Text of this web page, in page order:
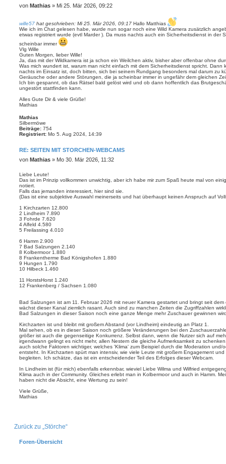
B
t
r
g
von Mathias » Mi 25. Mär 2026, 09:22
wille57 hat geschrieben: Mi 25. Mär 2026, 09:17 Hallo Matthias
Wie ich im Chat gelesen habe, wurde nun sogar noch eine Wild Kamera zusätzlich
etwas registriert wurde (evtl Marder ). Da muss nachts auch ein Sicherheitsdienst in der
scheinbar immer
Vlg Wille
Guten Morgen, lieber Wille!
Ja, das mit der Wildkamera ist ja schon ein Weilchen aktiv, bisher aber offenbar ohne
Was mich wundert ist, warum man nicht einfach mit dem Sicherheitsdienst spricht.
nachts im Einsatz ist, doch bitten, sich bei seinem Rundgang besonders mal darum zu
Geräusche oder andere Störungen, die ja scheinbar immer in ungefähr dem gleichen
Ich bin gespannt, ob das Rätsel bald gelöst wird und ob dann hoffentlich das
ungestört stattfinden kann.
Alles Gute Dir & viele Grüße!
Mathias
Mathias
Silbermöwe
Beiträge: 754
Registriert: Mo 5. Aug 2024, 14:39
RE: SEITEN MIT STORCHEN-WEBCAMS
B
i
t
r
a
g
von Mathias » Mo 30. Mär 2026, 11:32
Liebe Leute!
Das ist im Prinzip vollkommen unwichtig, aber ich habe mir zum Spaß heute mal von
notiert.
Falls das jemanden interessiert, hier sind sie.
(Das ist eine subjektive Auswahl meinerseits und hat überhaupt keinen Anspruch auf
1 Kirchzarten 12.800
2 Lindheim 7.890
3 Fohrde 7.620
4 Alfeld 4.580
5 Freilassing 4.010
6 Hamm 2.900
7 Bad Salzungen 2.140
8 Kolbermoor 1.880
8 Frankentherme Bad Königshofen 1.880
9 Hungen 1.790
10 Hilbeck 1.460
11 HorstsHorst 1.240
12 Frankenberg / Sachsen 1.080
Bad Salzungen ist am 11. Februar 2026 mit neuer Kamera gestartet und bringt seit
wächst dieser Kanal ziemlich rasant. Auch sind zu manchen Zeiten die Zugriffzahlen
Bad Salzungen in dieser Saison noch eine ganze Menge mehr Zuschauer gewinnen
Kirchzarten ist und bleibt mit großem Abstand (vor Lindheim) eindeutig an Platz 1.
Mal sehen, ob es in dieser Saison noch größere Veränderungen bei den
größer ist auch die gegenseitige Konkurrenz. Selbst dann, wenn die Nutzer sich auf
irgendwann gelingt es nicht mehr, allen Nestern die gleiche Aufmerksamkeit zu
auch solche Faktoren wichtiger, welches 'Klima' zum Beispiel durch die Moderation und/
entsteht. In Kirchzarten spürt man intensiv, wie viele Leute mit großem Engagement
begleiten. Ich schätze, das ist ein entscheidender Teil des Erfolges dieser Webcam.
In Lindheim ist (für mich) ebenfalls erkennbar, wieviel Liebe Wilma und Wilfried
Klima auch in der Community. Gleiches erlebt man in Kolbermoor und auch in Hamm.
haben nicht die Absicht, eine Wertung zu sein!
Viele Grüße,
Mathias
Zurück zu „Störche“
Foren-Übersicht